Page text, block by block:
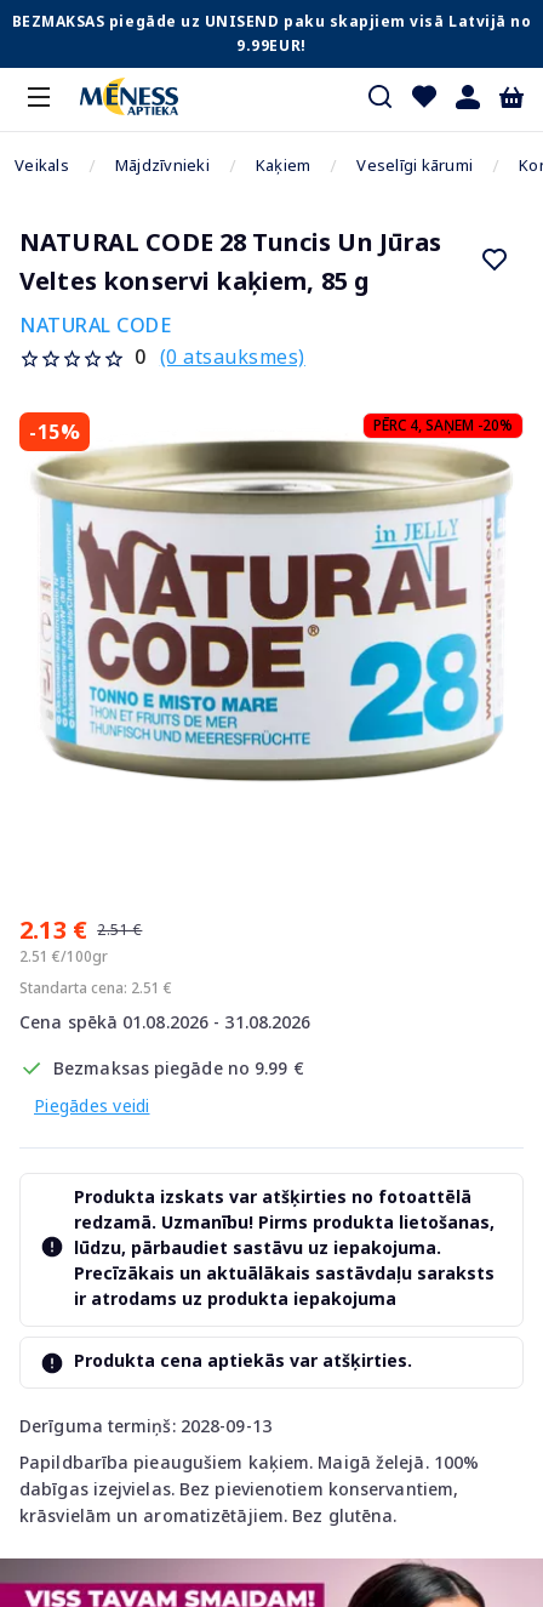
BEZMAKSAS piegāde uz UNISEND paku skapjiem visā Latvijā no
9.99EUR!
Veikals Mājdzīvnieki Kaķiem Veselīgi kārumi
NATURAL CODE 28 Tuncis Un Jūras
Veltes konservi kaķiem, 85 g
NATURAL CODE
0 (0 atsauksmes)
-15% PĒRC 4, SAŅEM -20%
2.13 € 2.51 €
2.51 €/100gr
Standarta cena: 2.51 €
Cena spēkā 01.08.2026 - 31.08.2026
Bezmaksas piegāde no 9.99 €
Piegādes veidi
Derīguma termiņš: 2028-09-13
Papildbarība pieaugušiem kaķiem. Maigā želejā. 100%
dabīgas izejvielas. Bez pievienotiem konservantiem,
krāsvielām un aromatizētājiem. Bez glutēna.
Produkta izskats var atšķirties no fotoattēlā
redzamā. Uzmanību! Pirms produkta lietošanas,
lūdzu, pārbaudiet sastāvu uz iepakojuma.
Precīzākais un aktuālākais sastāvdaļu saraksts
ir atrodams uz produkta iepakojuma
Produkta cena aptiekās var atšķirties.